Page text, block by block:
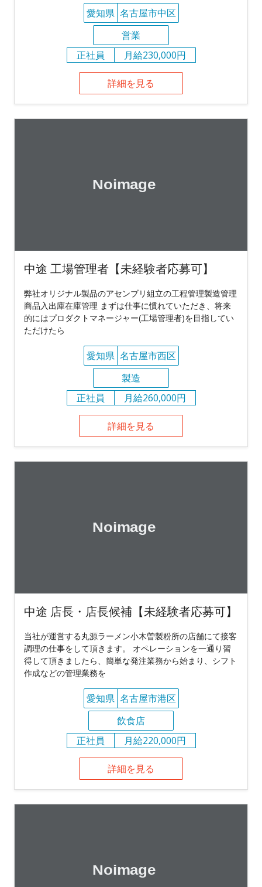
愛知県 名古屋市中区
営業
正社員
月給230,000円
詳細を見る
中途 工場管理者【未経験者応募可】
弊社オリジナル製品のアセンブリ組立の工程管理製造管理
商品入出庫在庫管理 まずは仕事に慣れていただき、将来
的にはプロダクトマネージャー(工場管理者)を目指してい
ただけたら
愛知県 名古屋市西区
製造
正社員
月給260,000円
詳細を見る
中途 店長・店長候補【未経験者応募可】
当社が運営する丸源ラーメン小木曽製粉所の店舗にて接客
調理の仕事をして頂きます。 オペレーションを一通り習
得して頂きましたら、簡単な発注業務から始まり、シフト
作成などの管理業務を
愛知県 名古屋市港区
飲食店
正社員
月給220,000円
詳細を見る